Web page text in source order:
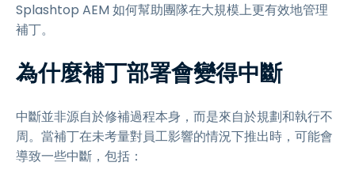
Splashtop AEM 如何幫助團隊在大規模上更有效地管理
補丁。
為什麼補丁部署會變得中斷
中斷並非源自於修補過程本身，而是來自於規劃和執行不
周。當補丁在未考量對員工影響的情況下推出時，可能會
導致一些中斷，包括：